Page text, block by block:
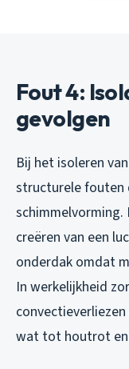
Fout 4:
gevolgen
Bij het isoleren
structurele fouten
creëren van een
onderdak omdat
In werkelijkheid
wat tot houtrot